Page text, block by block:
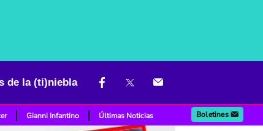
de la (ti)niebla
Gianni Infantino Últimas Noticias Boletines